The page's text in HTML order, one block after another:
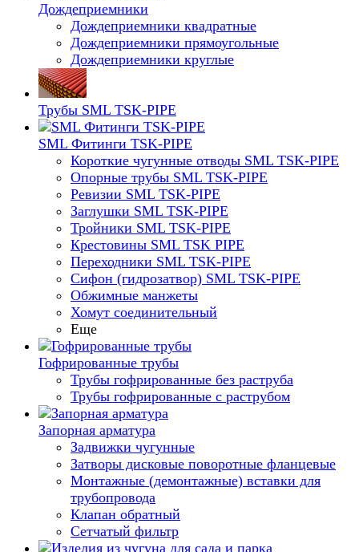
Дождеприемники
Дождеприемники квадратные
Дождеприемники прямоугольные
Дождеприемники круглые
Трубы SML TSK-PIPE
SML Фитинги TSK-PIPE
Короткие чугунные отводы SML TSK-PIPE
Опорные трубы SML TSK-PIPE
Ревизии SML TSK-PIPE
Заглушки SML TSK-PIPE
Тройники SML TSK-PIPE
Крестовины SML TSK PIPE
Переходники SML TSK-PIPE
Сифон (гидрозатвор) SML TSK-PIPE
Обжимные манжеты
Хомут соединительный
Еще
Гофрированные трубы
Трубы гофрированные без раструба
Трубы гофрированные с раструбом
Запорная арматура
Задвижки чугунные
Затворы дисковые поворотные фланцевые
Монтажные (демонтажные) вставки для
трубопровода
Клапан обратный
Сетчатый фильтр